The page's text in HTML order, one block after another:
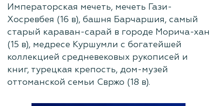
Императорская мечеть, мечеть Гази-
Хосревбея (16 в), башня Барчаршия, самый
старый караван-сарай в городе Морича-хан
(15 в), медресе Куршумли с богатейшей
коллекцией средневековых рукописей и
книг, турецкая крепость, дом-музей
оттоманской семьи Свржо (18 в).